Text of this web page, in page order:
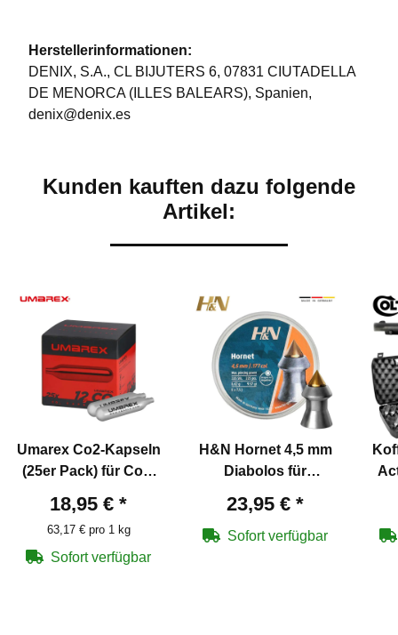
Herstellerinformationen:
DENIX, S.A., CL BIJUTERS 6, 07831 CIUTADELLA
DE MENORCA (ILLES BALEARS), Spanien,
denix@denix.es
Kunden kauften dazu folgende
Artikel:
Umarex Co2-Kapseln
(25er Pack) für Co2-
18,95 € *
63,17 € pro 1 kg
Sofort verfügbar
H&N Hornet 4,5 mm
Diabolos für
23,95 € *
Sofort verfügbar